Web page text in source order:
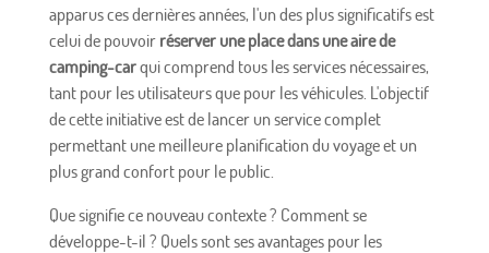
apparus ces dernières années, l'un des plus significatifs est
celui de pouvoir réserver une place dans une aire de
camping-carqui comprend tous les services nécessaires,
tant pour les utilisateurs que pour les véhicules. L'objectif
de cette initiative est de lancer un service complet
permettant une meilleure planification du voyage et un
plus grand confort pour le public.
Que signifie ce nouveau contexte ? Comment se
développe-t-il ? Quels sont ses avantages pour les